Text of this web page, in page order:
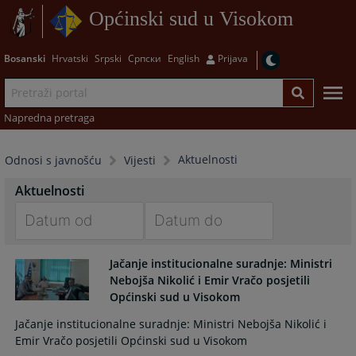
Općinski sud u Visokom
Bosanski Hrvatski Srpski Српски English Prijava
Napredna pretraga
Odnosi s javnošću Vijesti Aktuelnosti
Aktuelnosti
forward
to
interact
with
the
forward
to
interact
with
the
Jačanje institucionalne suradnje: Ministri
Nebojša Nikolić i Emir Vračo posjetili
Općinski sud u Visokom
Jačanje institucionalne suradnje: Ministri Nebojša Nikolić i
Emir Vračo posjetili Općinski sud u Visokom